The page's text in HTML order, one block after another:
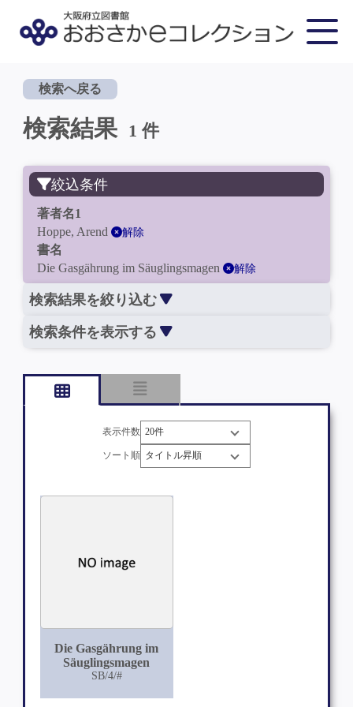
検索へ戻る
検索結果 1 件
絞込条件
著者名1
Hoppe, Arend
解除
書名
Die Gasgährung im Säuglingsmagen
解除
検索結果を絞り込む
検索条件を表示する
表示件数
ソート順
Die Gasgährung im
Säuglingsmagen
SB/4/#